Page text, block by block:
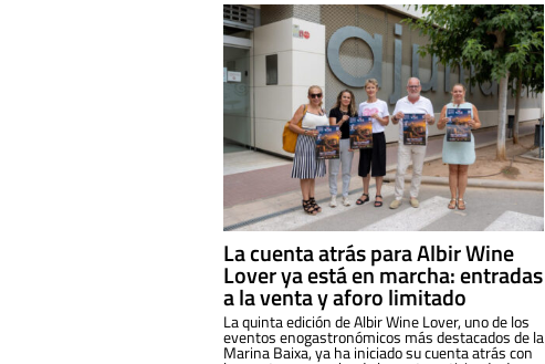
La cuenta atrás para Albir Wine
Lover ya está en marcha: entradas
a la venta y aforo limitado
La quinta edición de Albir Wine Lover, uno de los
eventos enogastronómicos más destacados de la
Marina Baixa, ya ha iniciado su cuenta atrás con